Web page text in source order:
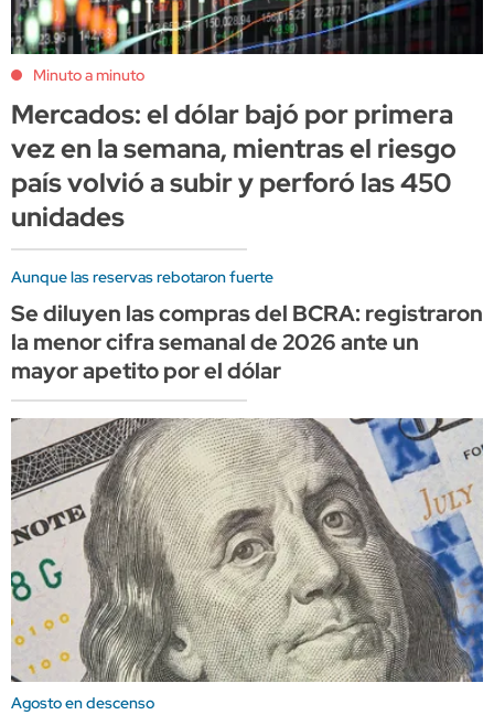
Minuto a minuto
Mercados: el dólar bajó por primera
vez en la semana, mientras el riesgo
país volvió a subir y perforó las 450
unidades
Aunque las reservas rebotaron fuerte
Se diluyen las compras del BCRA: registraron
la menor cifra semanal de 2026 ante un
mayor apetito por el dólar
Agosto en descenso